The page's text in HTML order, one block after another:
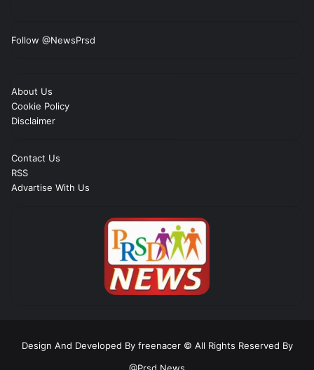
Follow @NewsPrsd
About Us
Cookie Policy
Disclaimer
Contact Us
RSS
Advartise With Us
Design And Developed By freenacer © All Rights Reserved By